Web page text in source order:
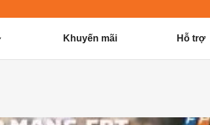
Khuyến mãi Hỗ trợ